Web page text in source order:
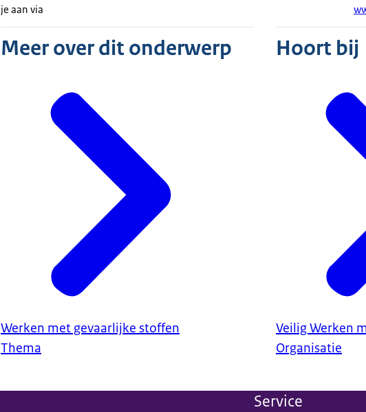
je aan via
Meer over dit onderwerp
Werken met gevaarlijke stoffen
Thema
Hoort bij
Veilig Werken
Organisatie
Service